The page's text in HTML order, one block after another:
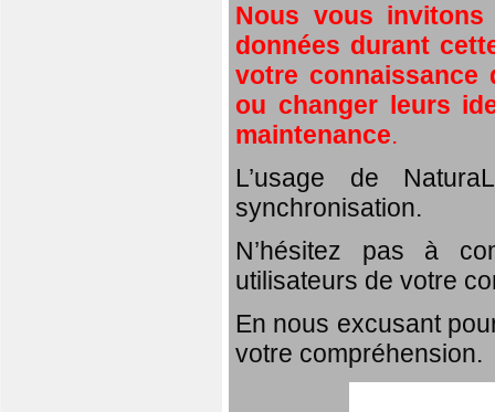
Nous vous
données durant
votre connaissance
ou changer leurs
maintenance.
L’usage de
synchronisation.
N’hésitez pas à
utilisateurs de votre
En nous excusant
votre compréhension.